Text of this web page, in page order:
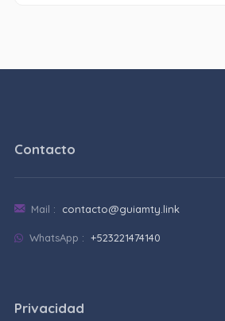
Contacto
Mail : contacto@guiamty.link
WhatsApp : +523221474140
Privacidad